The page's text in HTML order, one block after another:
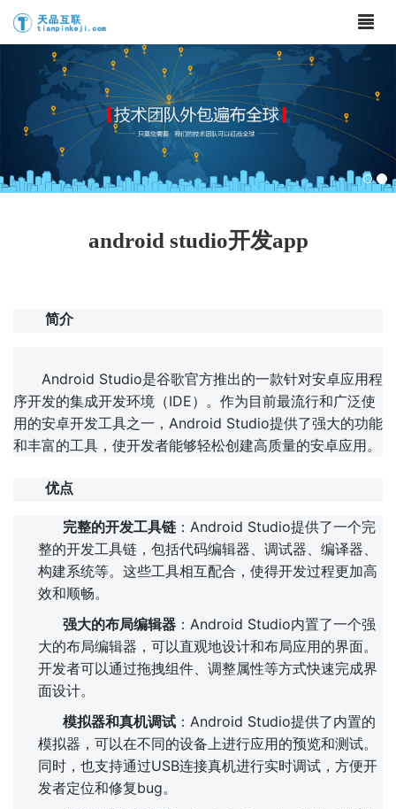
android studio开发app
简介
Android Studio是谷歌官方推出的一款针对安卓应用程
序开发的集成开发环境（IDE）。作为目前最流行和广泛使
用的安卓开发工具之一，Android Studio提供了强大的功能
和丰富的工具，使开发者能够轻松创建高质量的安卓应用。
优点
完整的开发工具链 ：Android Studio提供了一个完
整的开发工具链，包括代码编辑器、调试器、编译器、
构建系统等。这些工具相互配合，使得开发过程更加高
效和顺畅。
强大的布局编辑器 ：Android Studio内置了一个强
大的布局编辑器，可以直观地设计和布局应用的界面。
开发者可以通过拖拽组件、调整属性等方式快速完成界
面设计。
模拟器和真机调试 ：Android Studio提供了内置的
模拟器，可以在不同的设备上进行应用的预览和测试。
同时，也支持通过USB连接真机进行实时调试，方便开
发者定位和修复bug。